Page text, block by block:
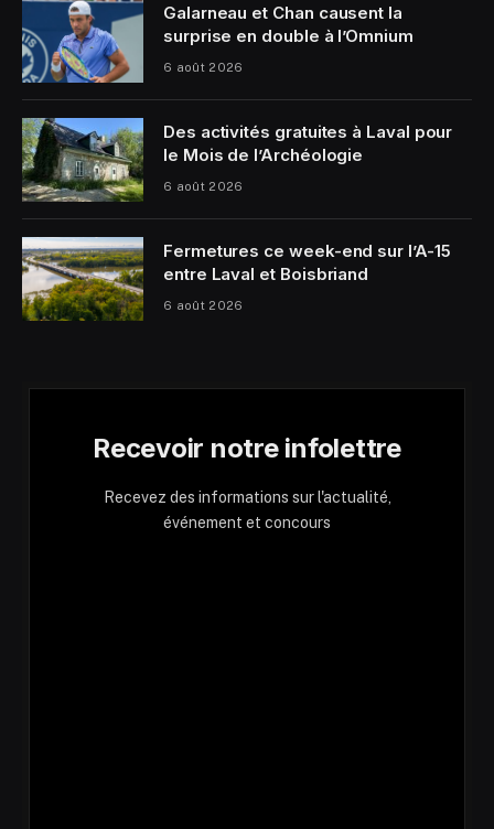
Galarneau et Chan causent la
surprise en double à l’Omnium
6 août 2026
Des activités gratuites à Laval pour
le Mois de l’Archéologie
6 août 2026
Fermetures ce week-end sur l’A-15
entre Laval et Boisbriand
6 août 2026
Recevoir notre infolettre
Recevez des informations sur l'actualité,
événement et concours